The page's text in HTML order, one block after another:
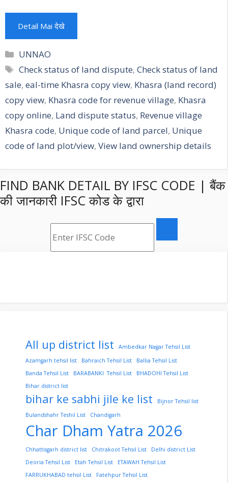
Detail Mai देखे
Categories
UNNAO
Tags
Check status of land dispute,Check status of land
sale, eal-time Khasra copy view, Khasra (land record)
copy view, Khasra code for revenue village, Khasra
copy online, Land dispute status, Revenue village
Khasra code, Unique code of land parcel, Unique
code of land plot/view, View land ownership details
FIND BANK DETAIL BY IFSC CODE | बैंक
की जानकारी IFSC कोड के द्वारा
All up district list
Ambedkar Nagar Tehsil List
Azamgarh tehsil list
Bahraich Tehsil List
Ballia Tehsil List
Banda Tehsil List
BARABANKI Tehsil List
BHADOHI Tehsil List
Bihar district list
bihar ke sabhi jile ke list
Bijnor Tehsil list
Bulandshahr Teshil List
Chandigarh
Char Dham Yatra 2026
Chhattisgarh district list Chitrakoot Tehsil List
Delhi district List
Deoria Tehsil List
Etah Tehsil List
ETAWAH Tehsil List
FARRUKHABAD tehsil List
Fatehpur Tehsil List